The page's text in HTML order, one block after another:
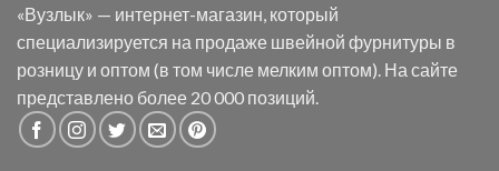
«Вузлык» — интернет-магазин, который
специализируется на продаже швейной фурнитуры в
розницу и оптом (в том числе мелким оптом). На сайте
представлено более 20 000 позиций.